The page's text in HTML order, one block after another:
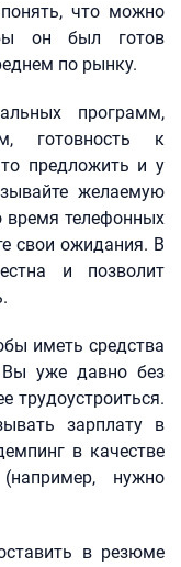
что можно
он был готов
по рынку.
программ,
готовность к
предложить и у
желаемую
время телефонных
свои ожидания. В
и позволит
иметь средства
уже давно без
трудоустроиться.
зарплату в
в качестве
нужно
в резюме